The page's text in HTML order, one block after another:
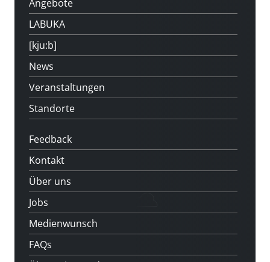
Angebote
LABUKA
[kju:b]
News
Veranstaltungen
Standorte
Feedback
Kontakt
Über uns
Jobs
Medienwunsch
FAQs